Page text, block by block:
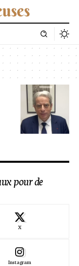
pour de
X
Instagram